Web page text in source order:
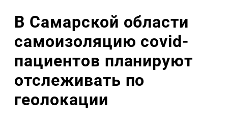
В Самарской области
самоизоляцию covid-
пациентов планируют
отслеживать по
геолокации